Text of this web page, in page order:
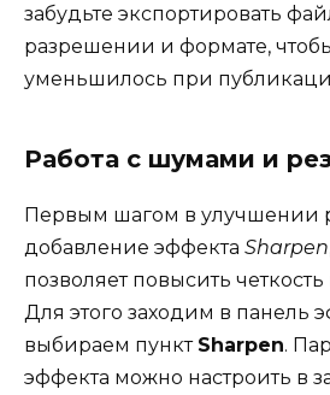
забудьте экспортировать
разрешении и формате,
уменьшилось при
Работа с шумами и
Первым шагом в улучшении
добавление эффекта Sharpen
позволяет повысить
Для этого заходим в панель
выбираем пункт Sharpen.
эффекта можно настроить в